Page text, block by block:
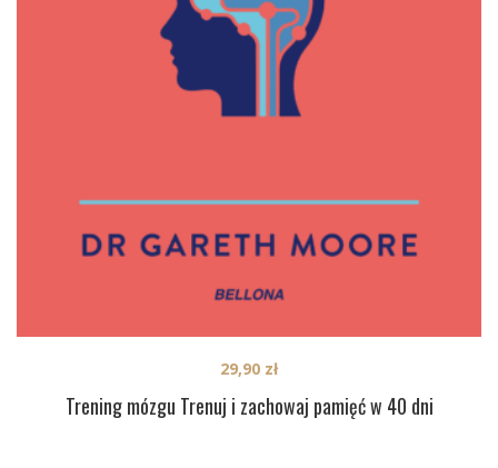
Trening mózgu Trenuj i zachowaj pamięć w 40 dni
29,90 zł